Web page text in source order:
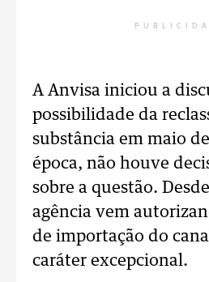
A Anvisa iniciou a
possibilidade da
substância em maio
época, não houve
sobre a questão.
agência vem
de importação do
caráter excepcional.